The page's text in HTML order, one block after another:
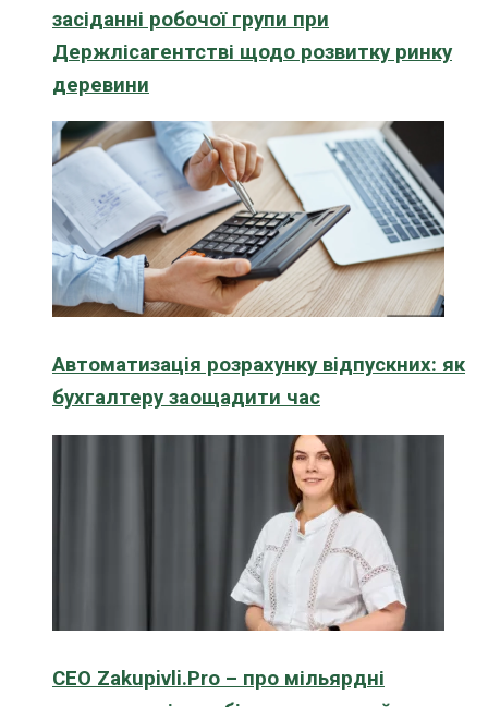
засіданні робочої групи при
Держлісагентстві щодо розвитку ринку
деревини
Автоматизація розрахунку відпускних: як
бухгалтеру заощадити час
CEO Zakupivli.Pro – про мільярдні